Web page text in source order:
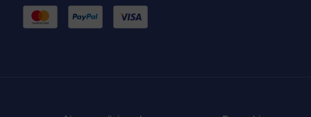
UNID INTERIOR ASY80UI-LF
Código: